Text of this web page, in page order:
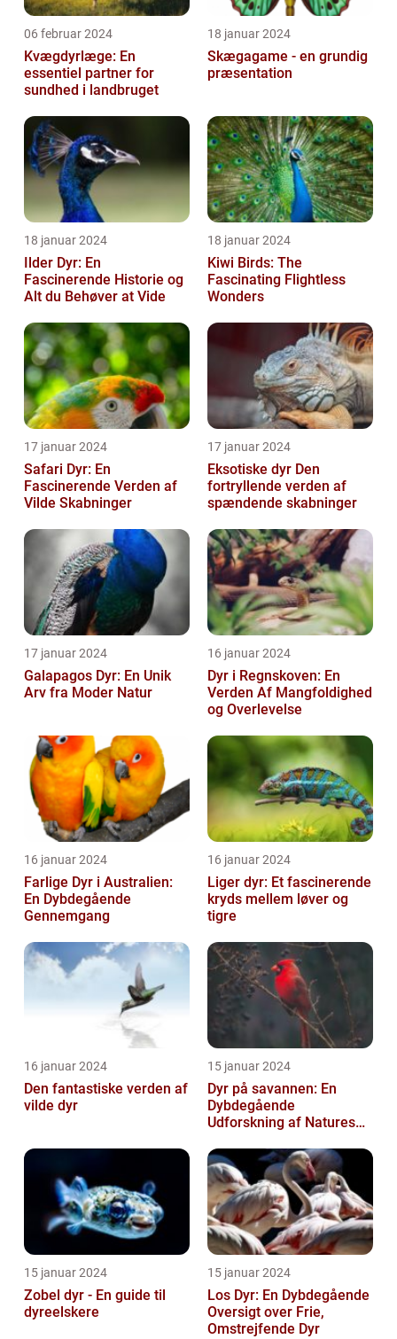
06 februar 2024
Kvægdyrlæge: En
essentiel partner for
sundhed i landbruget
18 januar 2024
Skægagame - en grundig
præsentation
18 januar 2024
Ilder Dyr: En
Fascinerende Historie og
Alt du Behøver at Vide
18 januar 2024
Kiwi Birds: The
Fascinating Flightless
Wonders
17 januar 2024
Safari Dyr: En
Fascinerende Verden af
Vilde Skabninger
17 januar 2024
Eksotiske dyr Den
fortryllende verden af
spændende skabninger
17 januar 2024
Galapagos Dyr: En Unik
Arv fra Moder Natur
16 januar 2024
Dyr i Regnskoven: En
Verden Af Mangfoldighed
og Overlevelse
16 januar 2024
Farlige Dyr i Australien:
En Dybdegående
Gennemgang
16 januar 2024
Liger dyr: Et fascinerende
kryds mellem løver og
tigre
16 januar 2024
Den fantastiske verden af
vilde dyr
15 januar 2024
Dyr på savannen: En
Dybdegående
Udforskning af Natures
Skabninger
15 januar 2024
Zobel dyr - En guide til
dyreelskere
15 januar 2024
Los Dyr: En Dybdegående
Oversigt over Frie,
Omstrejfende Dyr